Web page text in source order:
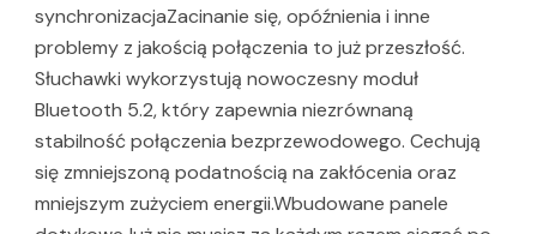
synchronizacjaZacinanie się, opóźnienia i inne
problemy z jakością połączenia to już przeszłość.
Słuchawki wykorzystują nowoczesny moduł
Bluetooth 5.2, który zapewnia niezrównaną
stabilność połączenia bezprzewodowego. Cechują
się zmniejszoną podatnością na zakłócenia oraz
mniejszym zużyciem energii.Wbudowane panele